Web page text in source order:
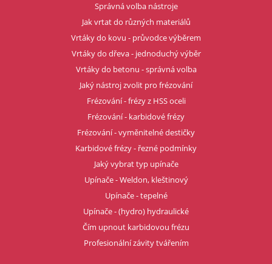
Správná volba nástroje
Jak vrtat do různých materiálů
Vrtáky do kovu - průvodce výběrem
Vrtáky do dřeva - jednoduchý výběr
Vrtáky do betonu - správná volba
Jaký nástroj zvolit pro frézování
Frézování - frézy z HSS oceli
Frézování - karbidové frézy
Frézování - vyměnitelné destičky
Karbidové frézy - řezné podmínky
Jaký vybrat typ upínače
Upínače - Weldon, kleštinový
Upínače - tepelné
Upínače - (hydro) hydraulické
Čím upnout karbidovou frézu
Profesionální závity tvářením